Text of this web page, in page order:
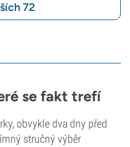
72
se fakt trefí
obvykle dva dny před
stručný výběr